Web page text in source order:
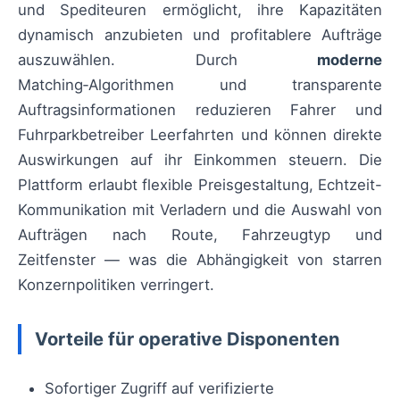
und Spediteuren ermöglicht, ihre Kapazitäten
dynamisch anzubieten und profitablere Aufträge
auszuwählen. Durch moderne
Matching‑Algorithmen und transparente
Auftragsinformationen reduzieren Fahrer und
Fuhrparkbetreiber Leerfahrten und können direkte
Auswirkungen auf ihr Einkommen steuern. Die
Plattform erlaubt flexible Preisgestaltung, Echtzeit-
Kommunikation mit Verladern und die Auswahl von
Aufträgen nach Route, Fahrzeugtyp und
Zeitfenster — was die Abhängigkeit von starren
Konzernpolitiken verringert.
Vorteile für operative Disponenten
Sofortiger Zugriff auf verifizierte